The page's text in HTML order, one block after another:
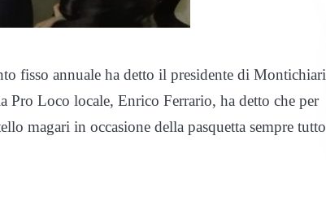
fisso annuale ha detto il presidente di Montichiari
Pro Loco locale, Enrico Ferrario, ha detto che per
magari in occasione della pasquetta sempre tutto